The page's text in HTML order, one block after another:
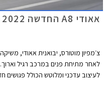
אאודי A8 החדשה 2022 מושקת בישראל
לאחר מתיחת פנים במרכב רגיל
לעיצוב עדכני ומלוטש הכולל